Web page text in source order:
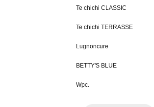
Te chichi CLASSIC
Te chichi TERRASSE
Lugnoncure
BETTY'S BLUE
Wpc.